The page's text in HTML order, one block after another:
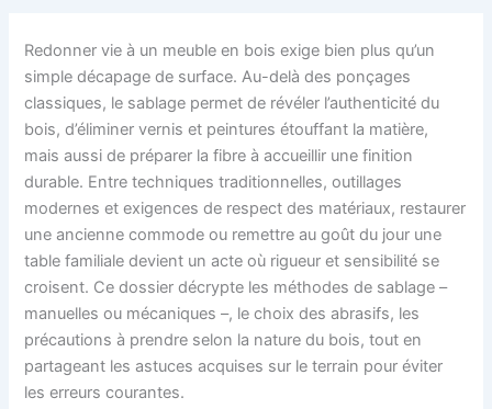
Redonner vie à un meuble en bois exige bien plus qu’un
simple décapage de surface. Au-delà des ponçages
classiques, le sablage permet de révéler l’authenticité du
bois, d’éliminer vernis et peintures étouffant la matière,
mais aussi de préparer la fibre à accueillir une finition
durable. Entre techniques traditionnelles, outillages
modernes et exigences de respect des matériaux, restaurer
une ancienne commode ou remettre au goût du jour une
table familiale devient un acte où rigueur et sensibilité se
croisent. Ce dossier décrypte les méthodes de sablage –
manuelles ou mécaniques –, le choix des abrasifs, les
précautions à prendre selon la nature du bois, tout en
partageant les astuces acquises sur le terrain pour éviter
les erreurs courantes.